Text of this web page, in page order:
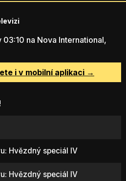
na Nova International,
i v mobilní aplikaci →
Hvězdný speciál IV
Hvězdný speciál IV